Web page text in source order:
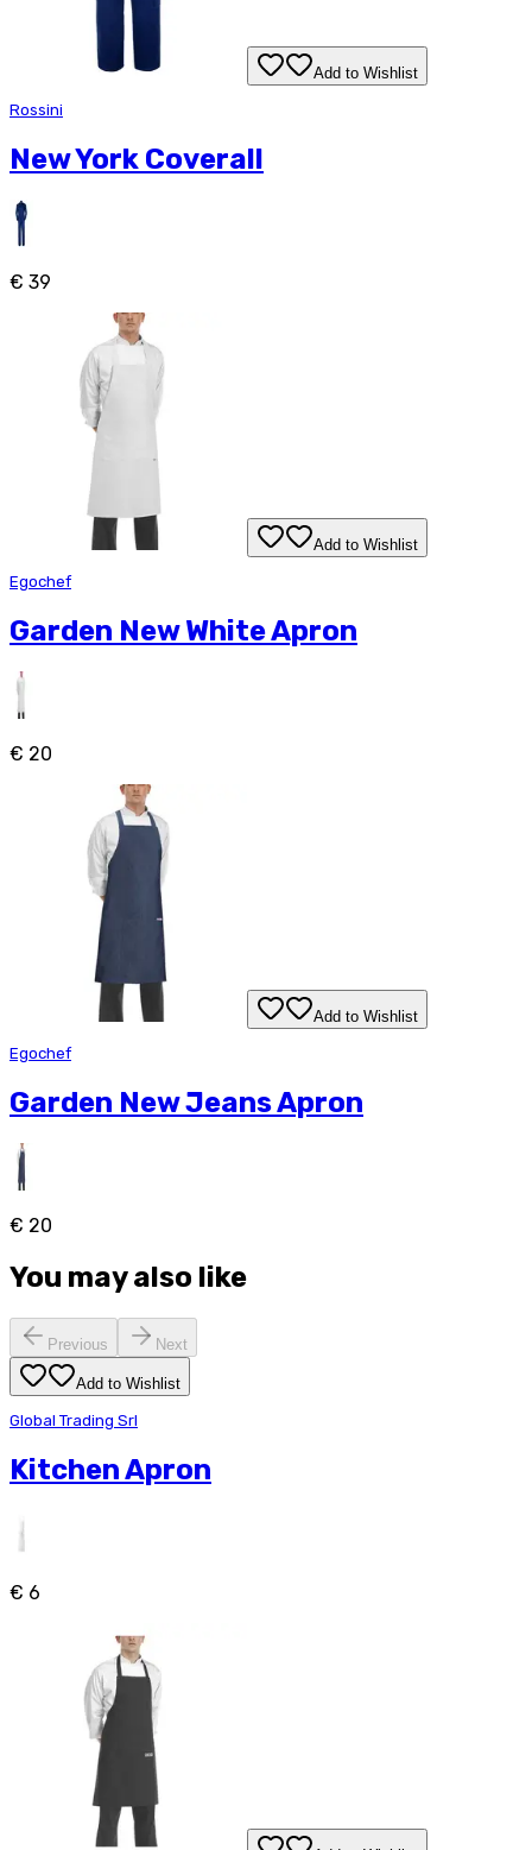
Add to Wishlist
Rossini
New York Coverall
€ 39
Add to Wishlist
Egochef
Garden New White Apron
€ 20
Add to Wishlist
Egochef
Garden New Jeans Apron
€ 20
You may also like
Previous Next
Add to Wishlist
Global Trading Srl
Kitchen Apron
€ 6